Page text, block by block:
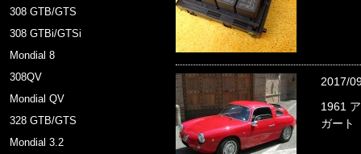
308 GTB/GTS
308 GTBi/GTSi
Mondial 8
308QV
Mondial QV
328 GTB/GTS
Mondial 3.2
2017/
1961
ガート